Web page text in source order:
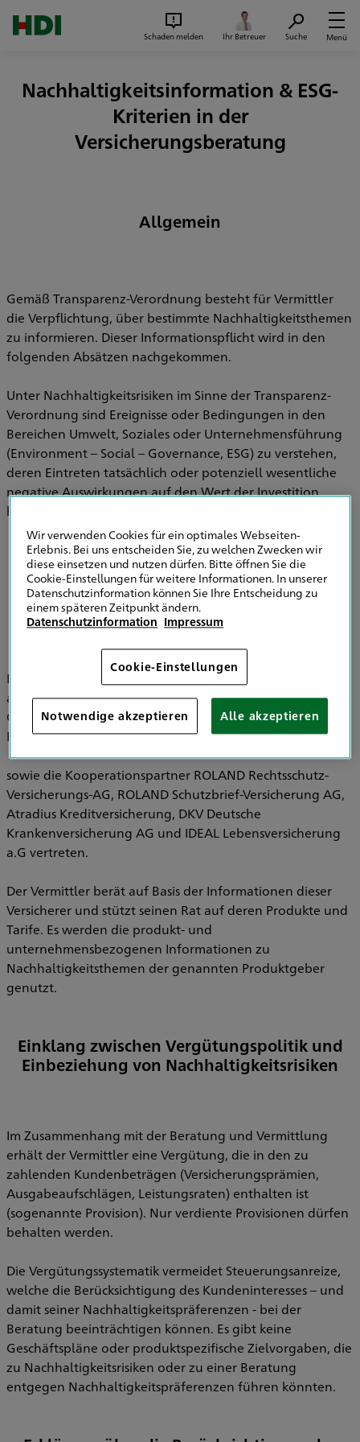
Schaden melden Ihr Betreuer Suche Menü
Nachhaltigkeitsinformation & ESG-
Kriterien in der
Versicherungsberatung
Allgemein
Gemäß Transparenz-Verordnung besteht für Vermittler
die Verpflichtung, über bestimmte Nachhaltigkeitsthemen
zu informieren. Dieser Informationspflicht wird in den
folgenden Absätzen nachgekommen.
Unter Nachhaltigkeitsrisiken im Sinne der Transparenz-
Verordnung sind Ereignisse oder Bedingungen in den
Bereichen Umwelt, Soziales oder Unternehmensführung
(Environment – Social – Governance, ESG) zu verstehen,
deren Eintreten tatsächlich oder potenziell wesentliche
negative Auswirkungen auf den Wert der Investition
haben können.
Informationen zu Strategien zur
Einbeziehung von Nachhaltigkeitsrisiken in
der Versicherungsberatung
Im Bereich der Versicherungsvermittlung werden
ausschließlich die HDI Versicherung AG, HDI Global SE, HDI
Global Specialty SE, HDI Lebensversicherung AG, HDI
Pensionsfonds AG, HDI Pensionskasse AG
sowie die Kooperationspartner ROLAND Rechtsschutz-
Versicherungs-AG, ROLAND Schutzbrief-Versicherung AG,
Atradius Kreditversicherung, DKV Deutsche
Krankenversicherung AG und IDEAL Lebensversicherung
a.G vertreten.
Der Vermittler berät auf Basis der Informationen dieser
Versicherer und stützt seinen Rat auf deren Produkte und
Tarife. Es werden die produkt- und
unternehmensbezogenen Informationen zu
Nachhaltigkeitsthemen der genannten Produktgeber
genutzt.
Einklang zwischen Vergütungspolitik und
Einbeziehung von Nachhaltigkeitsrisiken
Im Zusammenhang mit der Beratung und Vermittlung
erhält der Vermittler eine Vergütung, die in den zu
zahlenden Kundenbeträgen (Versicherungsprämien,
Ausgabeaufschlägen, Leistungsraten) enthalten ist
(sogenannte Provision). Nur verdiente Provisionen dürfen
behalten werden.
Die Vergütungssystematik vermeidet Steuerungsanreize,
welche die Berücksichtigung des Kundeninteresses – und
damit seiner Nachhaltigkeitspräferenzen - bei der
Beratung beeinträchtigen können. Es gibt keine
Geschäftspläne oder produktspezifische Zielvorgaben, die
zu Nachhaltigkeitsrisiken oder zu einer Beratung
entgegen Nachhaltigkeitspräferenzen führen könnten.
Wir verwenden Cookies für ein optimales Webseiten-
Erlebnis. Bei uns entscheiden Sie, zu welchen Zwecken wir
diese einsetzen und nutzen dürfen. Bitte öffnen Sie die
Cookie-Einstellungen für weitere Informationen. In unserer
Datenschutzinformation können Sie Ihre Entscheidung zu
einem späteren Zeitpunkt ändern.
Datenschutzinformation Impressum
Cookie-Einstellungen
Notwendige akzeptieren Alle akzeptieren